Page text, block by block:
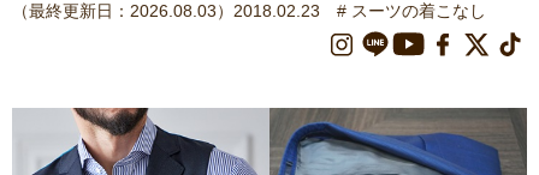
（最終更新日：2026.08.03）2018.02.23 # スーツの着こなし